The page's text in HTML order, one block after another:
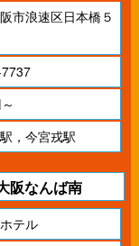
市浪速区日本橋５
，今宮戎駅
阪なんば南
テル